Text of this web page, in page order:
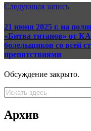
Следующая запись
21 июня 2025 г. на
«Битва титанов» от
болельщиков со всей
препятствиями
Обсуждение закрыто.
Архив